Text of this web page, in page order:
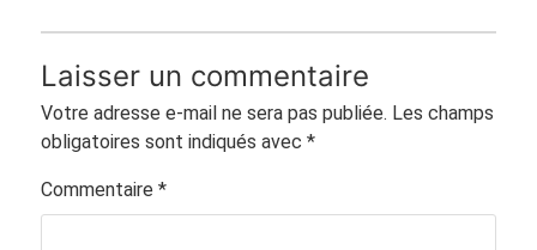
Laisser un commentaire
Votre adresse e-mail ne sera pas publiée. Les champs
obligatoires sont indiqués avec *
Commentaire *